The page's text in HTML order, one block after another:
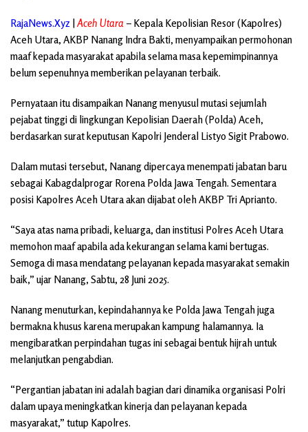
RajaNews.Xyz |Aceh Utara – Kepala Kepolisian Resor (Kapolres)
Aceh Utara, AKBP Nanang Indra Bakti, menyampaikan permohonan
maaf kepada masyarakat apabila selama masa kepemimpinannya
belum sepenuhnya memberikan pelayanan terbaik.
Pernyataan itu disampaikan Nanang menyusul mutasi sejumlah
pejabat tinggi di lingkungan Kepolisian Daerah (Polda) Aceh,
berdasarkan surat keputusan Kapolri Jenderal Listyo Sigit Prabowo.
Dalam mutasi tersebut, Nanang dipercaya menempati jabatan baru
sebagai Kabagdalprogar Rorena Polda Jawa Tengah. Sementara
posisi Kapolres Aceh Utara akan dijabat oleh AKBP Tri Aprianto.
“Saya atas nama pribadi, keluarga, dan institusi Polres Aceh Utara
memohon maaf apabila ada kekurangan selama kami bertugas.
Semoga di masa mendatang pelayanan kepada masyarakat semakin
baik,” ujar Nanang, Sabtu, 28 Juni 2025.
Nanang menuturkan, kepindahannya ke Polda Jawa Tengah juga
bermakna khusus karena merupakan kampung halamannya. Ia
mengibaratkan perpindahan tugas ini sebagai bentuk hijrah untuk
melanjutkan pengabdian.
“Pergantian jabatan ini adalah bagian dari dinamika organisasi Polri
dalam upaya meningkatkan kinerja dan pelayanan kepada
masyarakat,” tutup Kapolres.